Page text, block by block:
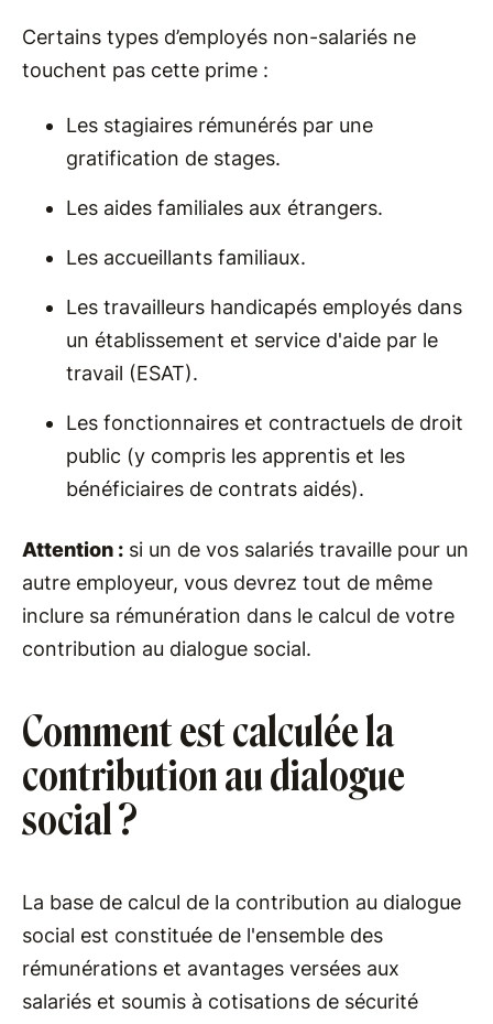
Certains types d’employés non-salariés ne
touchent pas cette prime :
Les stagiaires rémunérés par une
gratification de stages.
Les aides familiales aux étrangers.
Les accueillants familiaux.
Les travailleurs handicapés employés dans
un établissement et service d'aide par le
travail (ESAT).
Les fonctionnaires et contractuels de droit
public (y compris les apprentis et les
bénéficiaires de contrats aidés).
Attention : si un de vos salariés travaille pour un
autre employeur, vous devrez tout de même
inclure sa rémunération dans le calcul de votre
contribution au dialogue social.
Comment est calculée la
contribution au dialogue
social ?
La base de calcul de la contribution au dialogue
social est constituée de l'ensemble des
rémunérations et avantages versées aux
salariés et soumis à cotisations de sécurité